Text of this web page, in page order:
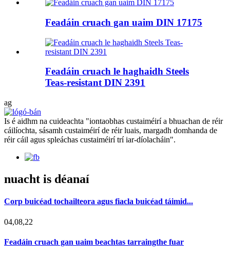
Feadáin cruach gan uaim DIN 17175
Feadáin cruach le haghaidh Steels
Teas-resistant DIN 2391
ag
Is é aidhm na cuideachta "iontaobhas custaiméirí a bhuachan de réir
cáilíochta, sásamh custaiméirí de réir luais, margadh domhanda de
réir cáil agus spleáchas custaiméirí trí iar-díolacháin".
nuacht is déanaí
Corp buicéad tochailteora agus fiacla buicéad táimid...
04,08,22
Feadáin cruach gan uaim beachtas tarraingthe fuar